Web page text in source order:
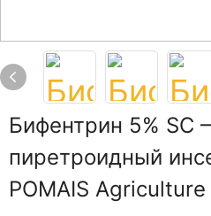
Бифентрин 5% SC
пиретроидный
POMAIS Agriculture